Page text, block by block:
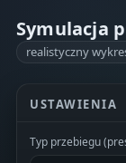
Symulacja
realistyczny
USTAWIENIA
Typ przebiegu